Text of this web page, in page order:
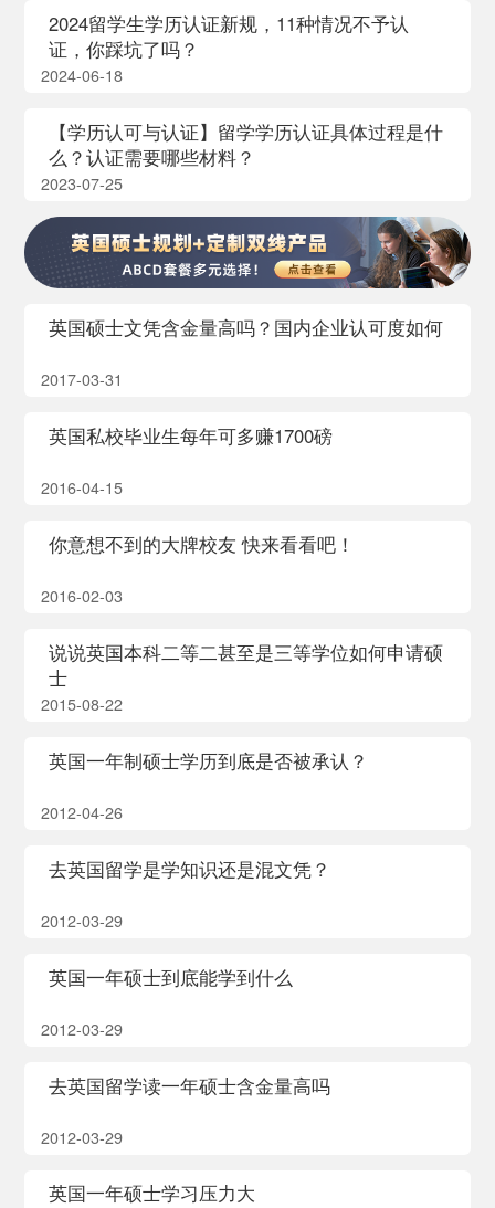
2024留学生学历认证新规，11种情况不予认
证，你踩坑了吗？
2024-06-18
【学历认可与认证】留学学历认证具体过程是什
么？认证需要哪些材料？
2023-07-25
英国硕士文凭含金量高吗？国内企业认可度如何
2017-03-31
英国私校毕业生每年可多赚1700磅
2016-04-15
你意想不到的大牌校友 快来看看吧！
2016-02-03
说说英国本科二等二甚至是三等学位如何申请硕
士
2015-08-22
英国一年制硕士学历到底是否被承认？
2012-04-26
去英国留学是学知识还是混文凭？
2012-03-29
英国一年硕士到底能学到什么
2012-03-29
去英国留学读一年硕士含金量高吗
2012-03-29
英国一年硕士学习压力大